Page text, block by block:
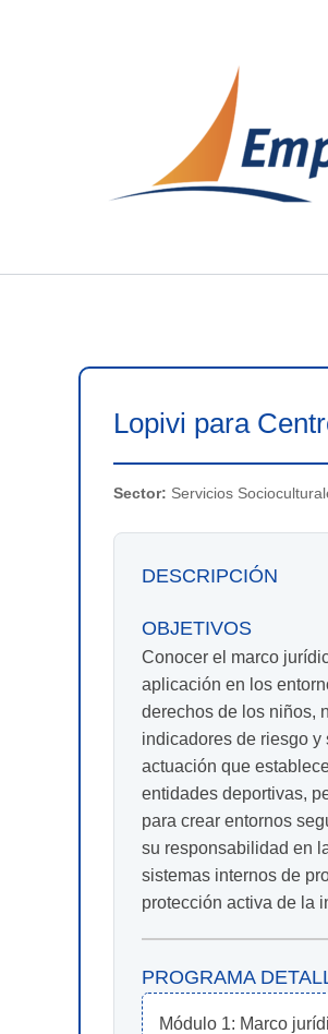
Lopivi para
Sector: Servicios
DESCRIPCIÓN
OBJETIVOS
Conocer el marco
aplicación en los
derechos de los niños,
indicadores de riesgo
actuación que
entidades deportivas,
para crear entornos
su responsabilidad en
sistemas internos de
protección activa de la
PROGRAMA
Módulo 1: Marco